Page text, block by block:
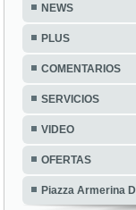
NEWS
PLUS
COMENTARIOS
SERVICIOS
VIDEO
OFERTAS
Piazza Armerina